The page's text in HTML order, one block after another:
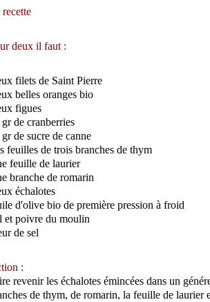
deux il faut :
filets de Saint Pierre
belles oranges bio
figues
de cranberries
de sucre de canne
feuilles de trois branches de thym
feuille de laurier
branche de romarin
échalotes
d'olive bio de première pression à froid
et poivre du moulin
de sel
:
revenir les échalotes émincées dans un
de thym, de romarin, la feuille de laurier